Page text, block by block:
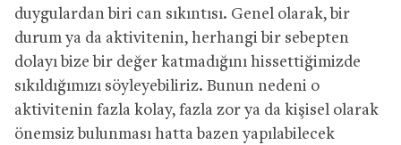
duygulardan biri can sıkıntısı. Genel olarak, bir
durum ya da aktivitenin, herhangi bir sebepten
dolayı bize bir değer katmadığını hissettiğimizde
sıkıldığımızı söyleyebiliriz. Bunun nedeni o
aktivitenin fazla kolay, fazla zor ya da kişisel olarak
önemsiz bulunması hatta bazen yapılabilecek